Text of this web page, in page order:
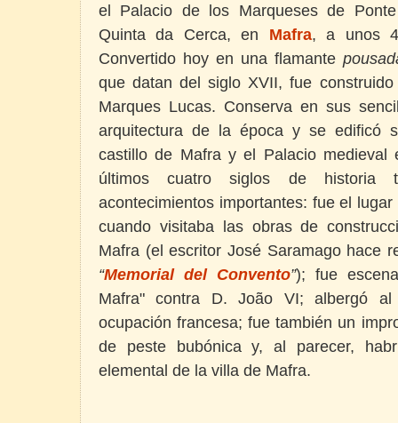
el Palacio de los Marqueses de
Quinta da Cerca, en Mafra, a unos
Convertido hoy en una flamante
que datan del siglo XVII, fue
Marques Lucas. Conserva en sus
arquitectura de la época y se edificó
castillo de Mafra y el Palacio medieval
últimos cuatro siglos de historia
acontecimientos importantes: fue el
cuando visitaba las obras de
Mafra (el escritor José Saramago hace
“Memorial del Convento”); fue
Mafra" contra D. João VI; albergó
ocupación francesa; fue también un
de peste bubónica y, al parecer,
elemental de la villa de Mafra.